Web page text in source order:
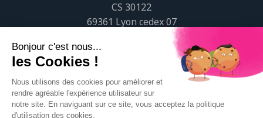
CS 30122
69361 Lyon cedex 07
popsciences@universite-lyon.fr
Tél.+33 (0)4 37 37 82 01